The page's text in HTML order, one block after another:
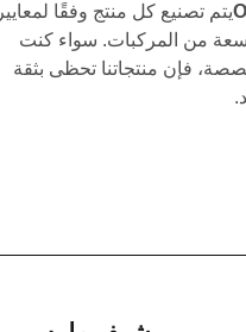
يتم تصنيع كل منتج وفقًا لمعايير
من المركبات. سواء كنت
فإن منتجاتنا تحظى بثقة